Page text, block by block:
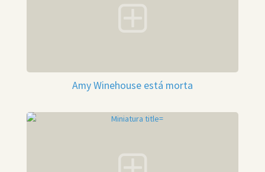
Amy Winehouse está morta